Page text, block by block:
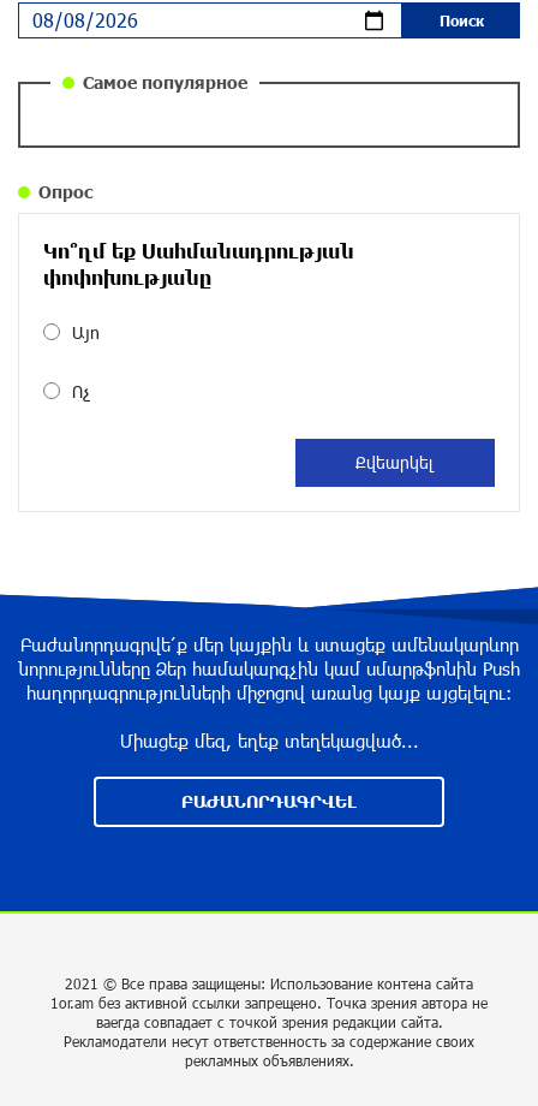
парламентского бойкота оппозиции - пустая
повестка дня? «Паст»
около одного месяца назад
Размик Марукян стал обладателем бронзовой
избежать энергодефицита в Армении: Алексей
около одного месяца назад
На автодороге Ереван-Севан произошел
около одного месяца назад
Оппозиция Грузии отказалась от мандатов и
представлять Армению
около одного месяца назад
Самое популярное
Опрос
Կո՞ղմ եք Սահմանադրության
փոփոխությանը
Այո
Ոչ
Բաժանորդագրվե՛ք մեր կայքին և ստացեք ամենակարևոր
նորությունները Ձեր համակարգչին կամ սմարթֆոնին Push
հաղորդագրությունների միջոցով առանց կայք այցելելու։
Միացեք մեզ, եղեք տեղեկացված...
ԲԱԺԱՆՈՐԴԱԳՐՎԵԼ
2021 © Все права защищены: Использование контена сайта
1or.am без активной ссылки запрещено. Точка зрения автора не
ваегда совпадает с точкой зрения редакции сайта.
Рекламодатели несут ответственность за содержание своих
рекламных объявлениях.